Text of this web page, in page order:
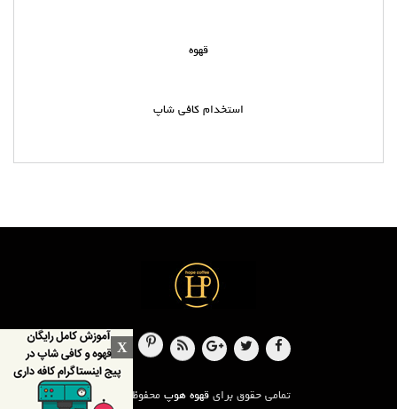
X
قهوه
استخدام کافی شاپ
تمامی حقوق برای قهوه هوپ محفوظ است